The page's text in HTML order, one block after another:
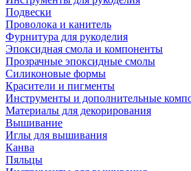
Подвески
Проволока и канитель
Фурнитура для рукоделия
Эпоксидная смола и компоненты
Прозрачные эпоксидные смолы
Силиконовые формы
Красители и пигменты
Инструменты и дополнительные
Материалы для декорирования
Вышивание
Иглы для вышивания
Канва
Пяльцы